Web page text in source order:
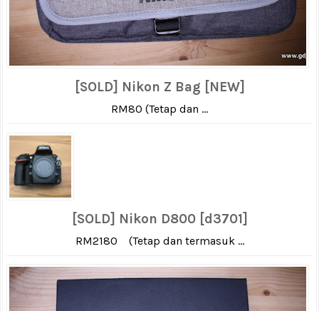
[SOLD] Nikon Z Bag [NEW]
RM80 (Tetap dan ...
[SOLD] Nikon D800 [d3701]
RM2180 (Tetap dan termasuk ...